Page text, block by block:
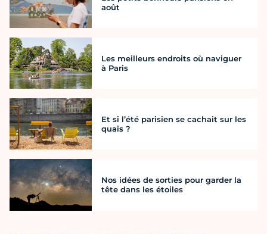
août
Les meilleurs endroits où naviguer
à Paris
Et si l’été parisien se cachait sur les
quais ?
Nos idées de sorties pour garder la
tête dans les étoiles